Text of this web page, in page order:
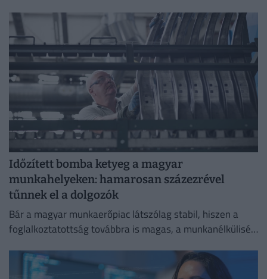
Időzített bomba ketyeg a magyar
munkahelyeken: hamarosan százezrével
tűnnek el a dolgozók
Bár a magyar munkaerőpiac látszólag stabil, hiszen a
foglalkoztatottság továbbra is magas, a munkanélküliség